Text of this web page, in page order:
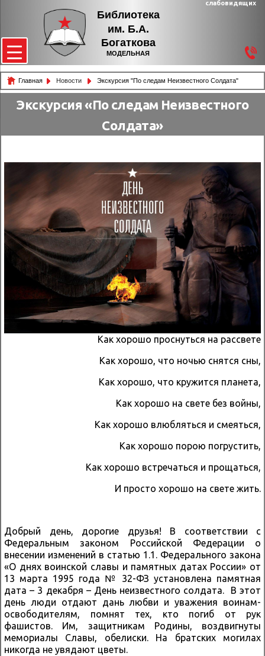
Библиотека
им. Б.А.
Богаткова
МОДЕЛЬНАЯ
слабовидящих
Главная Новости Экскурсия "По следам Неизвестного Солдата"
Экскурсия «По следам Неизвестного
Солдата»
Как хорошо проснуться на рассвете
Как хорошо, что ночью снятся сны,
Как хорошо, что кружится планета,
Как хорошо на свете без войны,
Как хорошо влюбляться и смеяться,
Как хорошо порою погрустить,
Как хорошо встречаться и прощаться,
И просто хорошо на свете жить.
Добрый день, дорогие друзья! В соответствии с
Федеральным законом Российской Федерации о
внесении изменений в статью 1.1. Федерального закона
«О днях воинской славы и памятных датах России» от
13 марта 1995 года № 32-ФЗ установлена памятная
дата – 3 декабря – День неизвестного солдата. В этот
день люди отдают дань любви и уважения воинам-
освободителям, помнят тех, кто погиб от рук
фашистов. Им, защитникам Родины, воздвигнуты
мемориалы Славы, обелиски. На братских могилах
никогда не увядают цветы.